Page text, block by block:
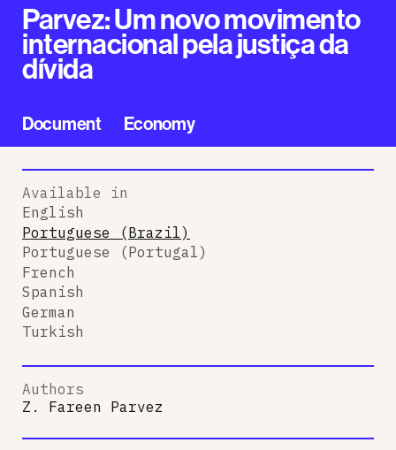
Parvez: Um novo movimento
internacional pela justiça da
dívida
Document Economy
Available in
English
Portuguese (Brazil)
Portuguese (Portugal)
French
Spanish
German
Turkish
Authors
Z. Fareen Parvez